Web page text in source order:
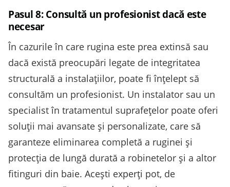
Pasul 8: Consultă un profesionist dacă este
necesar
În cazurile în care rugina este prea extinsă sau
dacă există preocupări legate de integritatea
structurală a instalațiilor, poate fi înțelept să
consultăm un profesionist. Un instalator sau un
specialist în tratamentul suprafețelor poate oferi
soluții mai avansate și personalizate, care să
garanteze eliminarea completă a ruginei și
protecția de lungă durată a robinetelor și a altor
fitinguri din baie. Acești experți pot, de